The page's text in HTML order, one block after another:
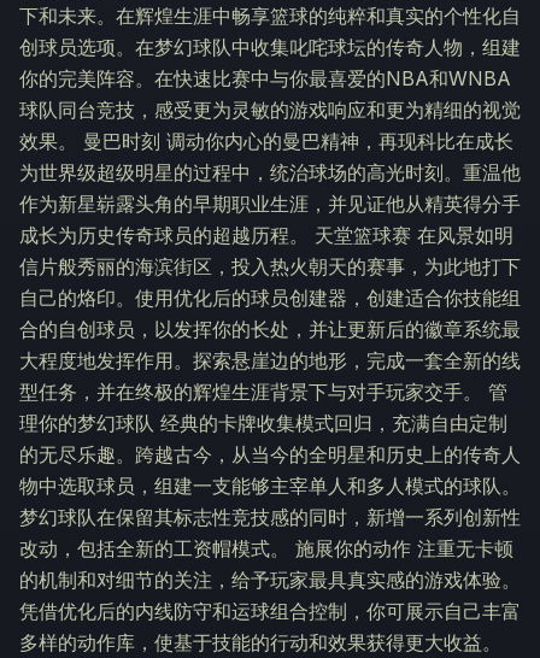
下和未来。在辉煌生涯中畅享篮球的纯粹和真实的个性化自
创球员选项。在梦幻球队中收集叱咤球坛的传奇人物，组建
你的完美阵容。在快速比赛中与你最喜爱的NBA和WNBA
球队同台竞技，感受更为灵敏的游戏响应和更为精细的视觉
效果。 曼巴时刻 调动你内心的曼巴精神，再现科比在成长
为世界级超级明星的过程中，统治球场的高光时刻。重温他
作为新星崭露头角的早期职业生涯，并见证他从精英得分手
成长为历史传奇球员的超越历程。 天堂篮球赛 在风景如明
信片般秀丽的海滨街区，投入热火朝天的赛事，为此地打下
自己的烙印。使用优化后的球员创建器，创建适合你技能组
合的自创球员，以发挥你的长处，并让更新后的徽章系统最
大程度地发挥作用。探索悬崖边的地形，完成一套全新的线
型任务，并在终极的辉煌生涯背景下与对手玩家交手。 管
理你的梦幻球队 经典的卡牌收集模式回归，充满自由定制
的无尽乐趣。跨越古今，从当今的全明星和历史上的传奇人
物中选取球员，组建一支能够主宰单人和多人模式的球队。
梦幻球队在保留其标志性竞技感的同时，新增一系列创新性
改动，包括全新的工资帽模式。 施展你的动作 注重无卡顿
的机制和对细节的关注，给予玩家最具真实感的游戏体验。
凭借优化后的内线防守和运球组合控制，你可展示自己丰富
多样的动作库，使基于技能的行动和效果获得更大收益。